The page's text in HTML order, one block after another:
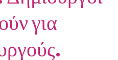
για